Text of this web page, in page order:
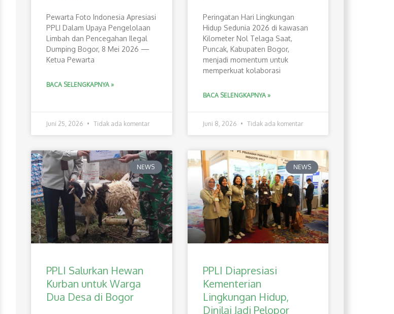
Pewarta Foto Indonesia Apresiasi
PPLI Dalam Upaya Pengelolaan
Limbah dan Pencegahan Ilegal
Dumping Bogor, 8 Mei 2026 —
Ketua Pewarta
BACA SELENGKAPNYA »
Juni 25, 2026 Tidak ada komentar
Peringatan Hari Lingkungan
Hidup Sedunia 2026 di kawasan
Kilometer Nol Telaga Saat,
Puncak, Kabupaten Bogor,
menjadi momentum untuk
memperkuat kolaborasi
BACA SELENGKAPNYA »
Juni 8, 2026 Tidak ada komentar
NEWS
PPLI Salurkan Hewan
Kurban untuk Warga
Dua Desa di Bogor
NEWS
PPLI Diapresiasi
Kementerian
Lingkungan Hidup,
Dinilai Jadi Pelopor